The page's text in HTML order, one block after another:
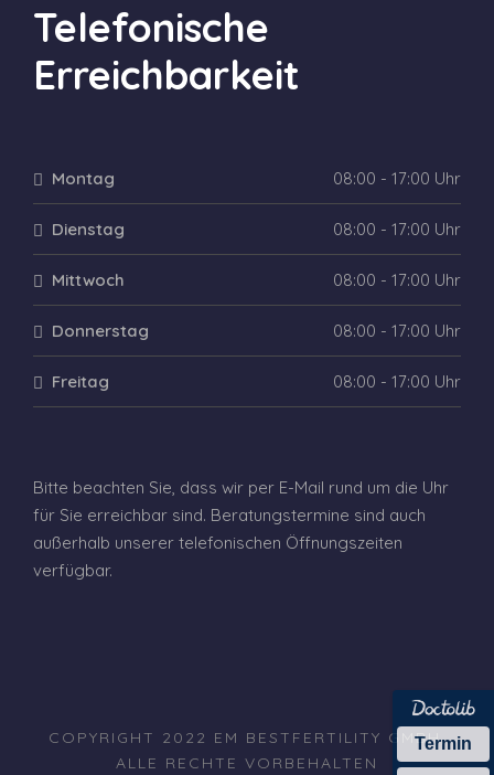
Termin
Telefonische
Erreichbarkeit
Montag 08:00 - 17:00 Uhr
Dienstag 08:00 - 17:00 Uhr
Mittwoch 08:00 - 17:00 Uhr
Donnerstag 08:00 - 17:00 Uhr
Freitag 08:00 - 17:00 Uhr
Bitte beachten Sie, dass wir per E-Mail rund um die Uhr
für Sie erreichbar sind. Beratungstermine sind auch
außerhalb unserer telefonischen Öffnungszeiten
verfügbar.
COPYRIGHT 2022 EM BESTFERTILITY GMBH,
ALLE RECHTE VORBEHALTEN